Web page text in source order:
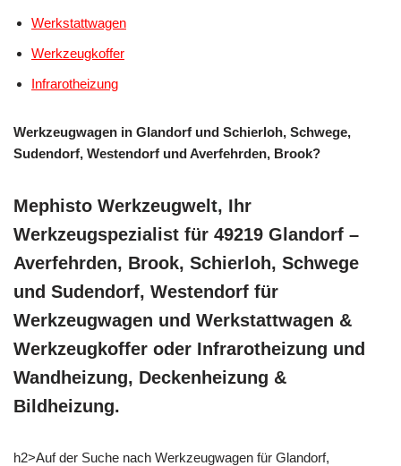
Werkstattwagen
Werkzeugkoffer
Infrarotheizung
Werkzeugwagen in Glandorf und Schierloh, Schwege,
Sudendorf, Westendorf und Averfehrden, Brook?
Mephisto Werkzeugwelt, Ihr
Werkzeugspezialist für 49219 Glandorf –
Averfehrden, Brook, Schierloh, Schwege
und Sudendorf, Westendorf für
Werkzeugwagen und Werkstattwagen &
Werkzeugkoffer oder Infrarotheizung und
Wandheizung, Deckenheizung &
Bildheizung.
h2>Auf der Suche nach Werkzeugwagen für Glandorf,